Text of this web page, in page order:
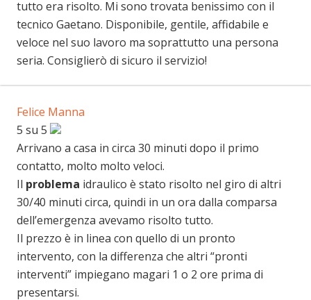
tutto era risolto. Mi sono trovata benissimo con il
tecnico Gaetano. Disponibile, gentile, affidabile e
veloce nel suo lavoro ma soprattutto una persona
seria. Consiglierò di sicuro il servizio!
Felice Manna
5 su 5
Arrivano a casa in circa 30 minuti dopo il primo
contatto, molto molto veloci.
Il problema idraulico è stato risolto nel giro di altri
30/40 minuti circa, quindi in un ora dalla comparsa
dell’emergenza avevamo risolto tutto.
Il prezzo è in linea con quello di un pronto
intervento, con la differenza che altri “pronti
interventi” impiegano magari 1 o 2 ore prima di
presentarsi.